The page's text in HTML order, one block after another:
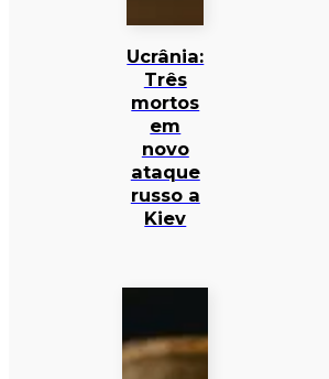
Ucrânia:
Três
mortos
em
novo
ataque
russo a
Kiev